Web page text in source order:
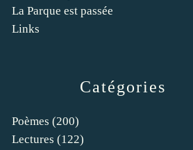
Catégories
Poèmes (200)
Lectures (122)
La Parque est passée
Links